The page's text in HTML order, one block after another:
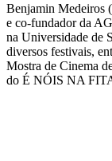
Benjamin Medeiros
e co-fundador da
na Universidade de
diversos festivais,
Mostra de Cinema
do É NÓIS NA